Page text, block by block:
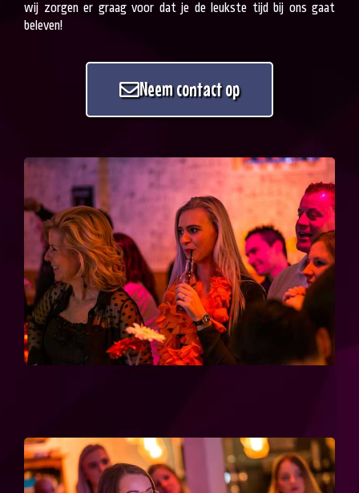
wij zorgen er graag voor dat je de leukste tijd bij ons gaat
beleven!
Neem contact op